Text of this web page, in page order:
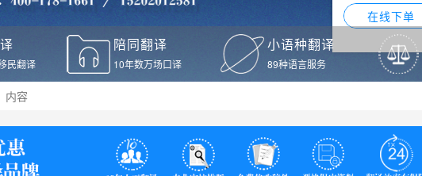
疫苗本翻译
新冠疫苗接种证明翻译
核酸检测报告翻译
核酸检测报告英文版翻
译
在线下单
民翻译
陪同翻译
10年数万场口译
小语种翻译
89种语言服务
内容